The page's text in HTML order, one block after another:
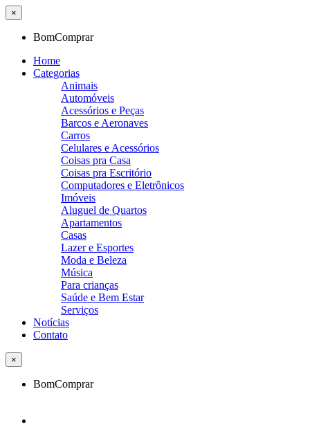
×
BomComprar
Home
Categorias
Animais
Automóveis
Acessórios e Peças
Barcos e Aeronaves
Carros
Celulares e Acessórios
Coisas pra Casa
Coisas pra Escritório
Computadores e Eletrônicos
Imóveis
Aluguel de Quartos
Apartamentos
Casas
Lazer e Esportes
Moda e Beleza
Música
Para crianças
Saúde e Bem Estar
Serviços
Notícias
Contato
×
BomComprar